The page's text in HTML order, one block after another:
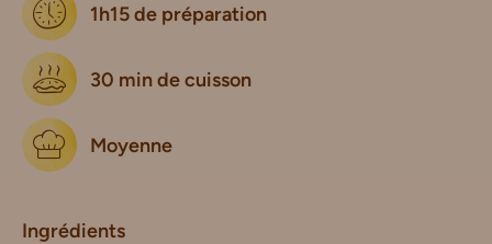
1h15 de préparation
30 min de cuisson
Moyenne
Ingrédients